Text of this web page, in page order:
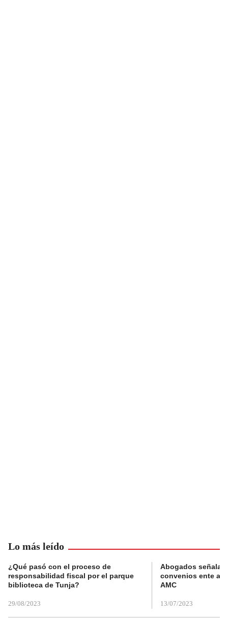
Lo más leído
¿Qué pasó con el proceso de
responsabilidad fiscal por el parque
biblioteca de Tunja?
29/08/2023
Abogados
convenios ente
AMC
13/07/2023